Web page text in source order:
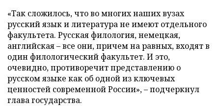
«Так сложилось, что во многих наших вузах
русский язык и литература не имеют отдельного
факультета. Русская филология, немецкая,
английская – все они, причем на равных, входят в
один филологический факультет. И это,
очевидно, противоречит представлению о
русском языке как об одной из ключевых
ценностей современной России», – подчеркнул
глава государства.